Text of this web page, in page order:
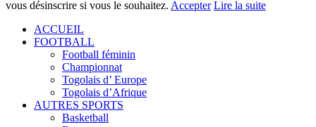
vous désinscrire si vous le souhaitez. Accepter Lire la suite
ACCUEIL
FOOTBALL
Football féminin
Championnat
Togolais d’ Europe
Togolais d’Afrique
AUTRES SPORTS
Basketball